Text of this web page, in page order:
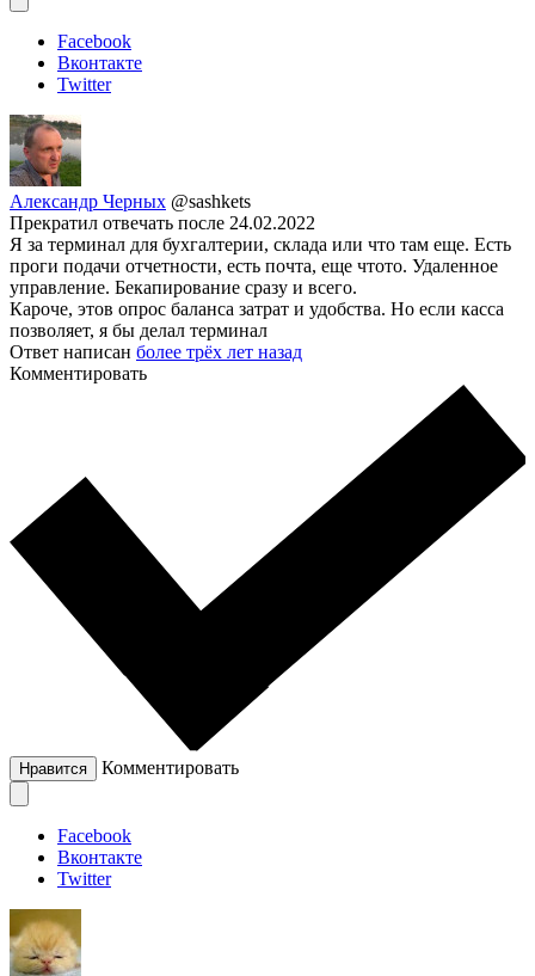
Facebook
Вконтакте
Twitter
Александр Черных @sashkets
Прекратил отвечать после 24.02.2022
Я за терминал для бухгалтерии, склада или что там еще. Есть
проги подачи отчетности, есть почта, еще чтото. Удаленное
управление. Бекапирование сразу и всего.
Кароче, этов опрос баланса затрат и удобства. Но если касса
позволяет, я бы делал терминал
Ответ написан более трёх лет назад
Комментировать
Нравится Комментировать
Facebook
Вконтакте
Twitter